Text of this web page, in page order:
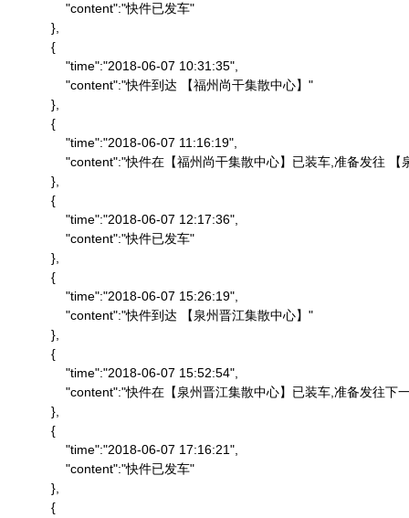
                "content":"快件已发车"
            },
            {
                "time":"2018-06-07 10:31:35",
                "content":"快件到达 【福州尚干集散中心】"
            },
            {
                "time":"2018-06-07 11:16:19",
"content":"快件在【福州尚干集散中心】已装车,准备发往
            },
            {
                "time":"2018-06-07 12:17:36",
                "content":"快件已发车"
            },
            {
                "time":"2018-06-07 15:26:19",
                "content":"快件到达 【泉州晋江集散中心】"
            },
            {
                "time":"2018-06-07 15:52:54",
"content":"快件在【泉州晋江集散中心】已装车,准备发往下
            },
            {
                "time":"2018-06-07 17:16:21",
                "content":"快件已发车"
            },
            {